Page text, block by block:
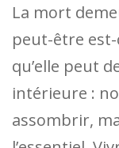
La mort
peut-être
qu’elle peut
intérieure :
assombrir,